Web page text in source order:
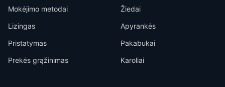
Mokėjimo metodai
Lizingas
Pristatymas
Prekės grąžinimas
Žiedai
Apyrankės
Pakabukai
Karoliai